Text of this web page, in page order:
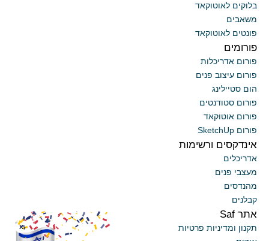
בלוקים לאוטוקאד
משאבים
פונטים לאוטוקאד
פורומים
פורום אדריכלות
פורום עיצוב פנים
הום סטיילינג
פורום סטודנטים
פורום אוטוקאד
פורום SketchUp
אינדקסים ורשימות
אדריכלים
מעצבי פנים
מהנדסים
קבלנים
אתר Saf
תקנון ומדיניות פרטיות
x